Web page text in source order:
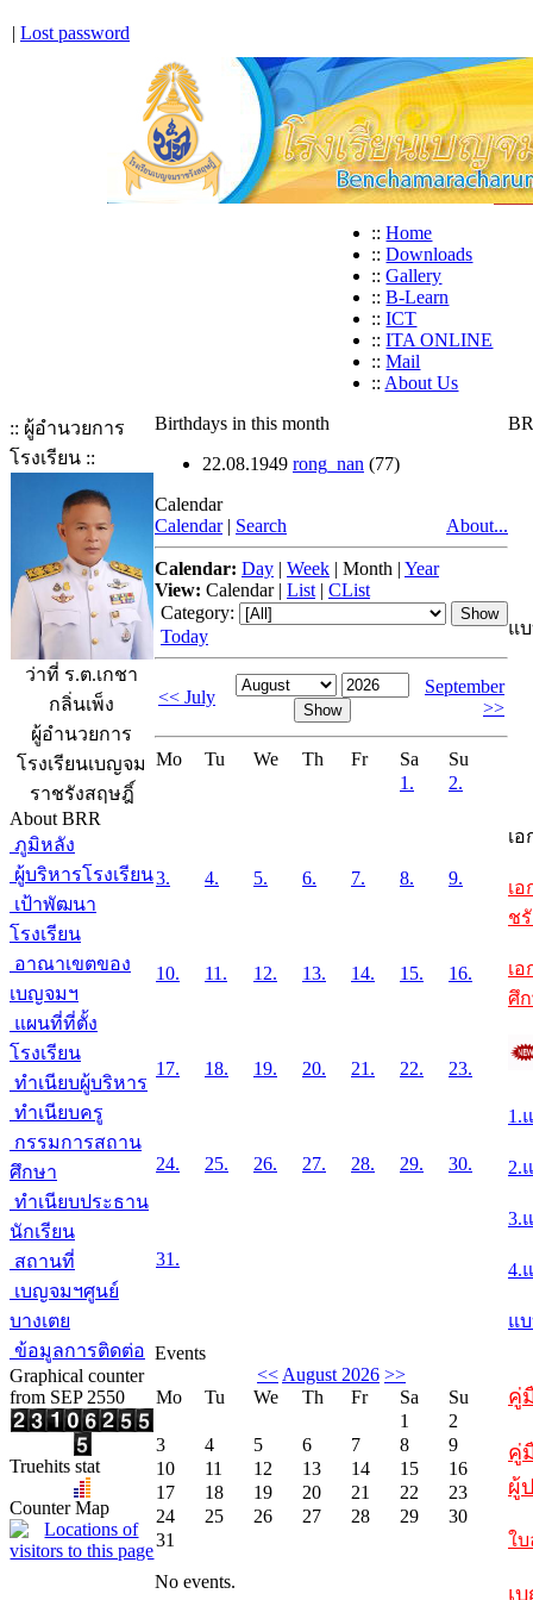
| Lost password
:: Home
:: Downloads
:: Gallery
:: B-Learn
:: ICT
:: ITA ONLINE
:: Mail
:: About Us
:: ผู้อำนวยการ
โรงเรียน ::
ว่าที่ ร.ต.เกชา
กลิ่นเพ็ง
ผู้อำนวยการ
โรงเรียนเบญจม
ราชรังสฤษฎิ์
About BRR
ภูมิหลัง
ผู้บริหารโรงเรียน
เป้าพัฒนา
โรงเรียน
อาณาเขตของ
เบญจมฯ
แผนที่ที่ตั้ง
โรงเรียน
ทำเนียบผู้บริหาร
ทำเนียบครู
กรรมการสถาน
ศึกษา
ทำเนียบประธาน
นักเรียน
สถานที่
เบญจมฯศูนย์
บางเตย
ข้อมูลการติดต่อ
Graphical counter
from SEP 2550
Truehits stat
Counter Map
Birthdays in this month
22.08.1949 rong_nan (77)
Calendar
Calendar | Search About...
Calendar: Day | Week | Month | Year
View: Calendar| List | CList
Category:
Today
<< July
September
>>
Mo Tu We Th Fr Sa
Su
1.
2.
3. 4. 5. 6. 7. 8. 9.
10. 11. 12. 13. 14. 15. 16.
17. 18. 19. 20. 21. 22. 23.
24. 25. 26. 27. 28. 29. 30.
31.
Events
<< August 2026 >>
Mo
Tu We Th Fr Sa
Su
1
2
3
4 5 6 7 8
9
10
11 12 13 14 15
16
17
18 19 20 21 22
23
24
25 26 27 28 29
30
31
No events.
แ
เ
เ
ช
เ
ศึ
1.
2.
3.
4.
แ
คู่
คู่
ผู้
ใ
เ